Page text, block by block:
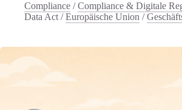
Compliance /Compliance & Digitale
Data Act /Europäische Union /